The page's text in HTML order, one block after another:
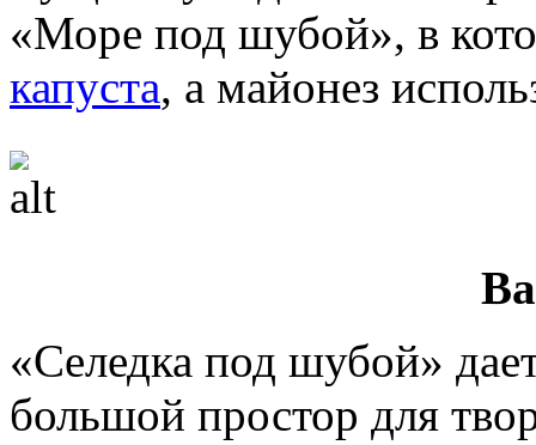
«Море под шубой», в
капуста, а майонез
«Селедка под шубой»
большой простор для